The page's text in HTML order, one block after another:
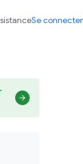
Se connecter